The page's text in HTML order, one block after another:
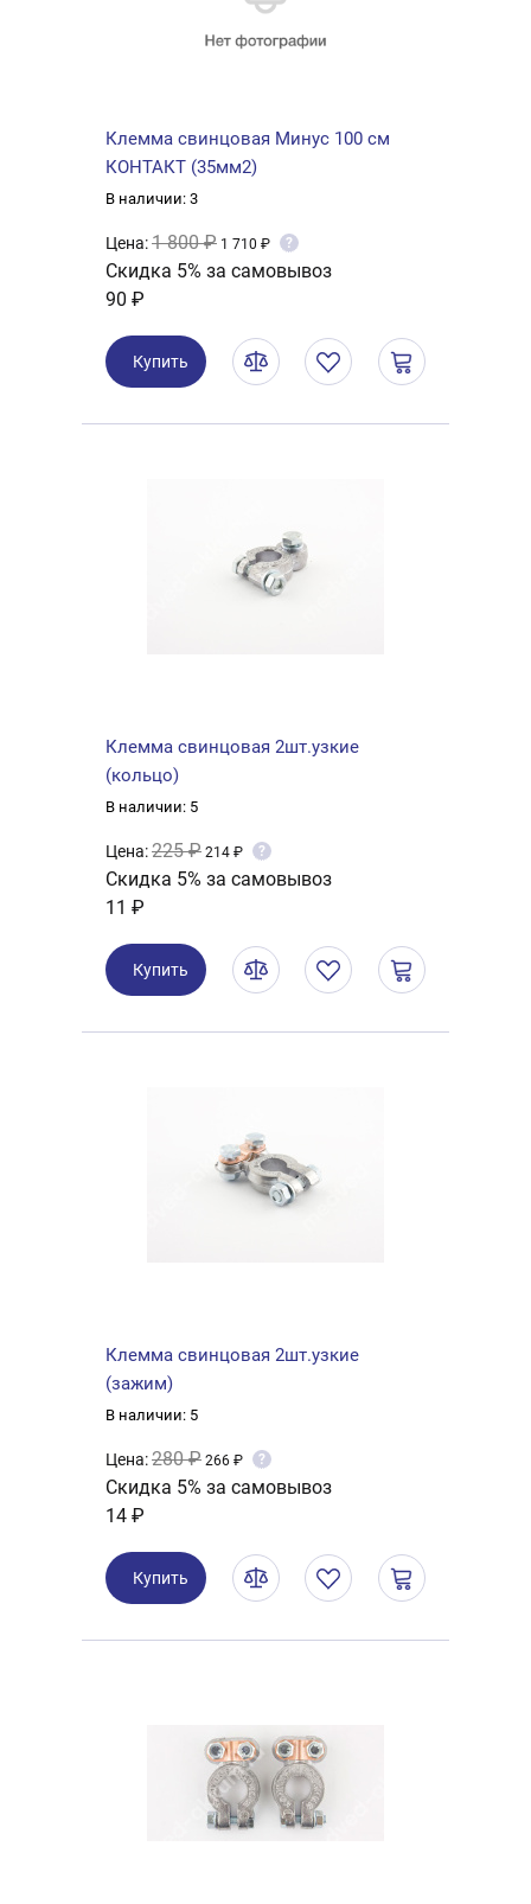
Клемма свинцовая Минус 100 см
КОНТАКТ (35мм2)
В наличии: 3
Цена:1 800 ₽ 1 710 ₽ ?
Скидка 5% за самовывоз
90 ₽
Купить
Клемма свинцовая 2шт.узкие
(кольцо)
В наличии: 5
Цена:225 ₽ 214 ₽ ?
Скидка 5% за самовывоз
11 ₽
Купить
Клемма свинцовая 2шт.узкие
(зажим)
В наличии: 5
Цена:280 ₽ 266 ₽ ?
Скидка 5% за самовывоз
14 ₽
Купить